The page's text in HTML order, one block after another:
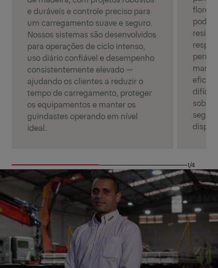
e duráveis e controle preciso para
um carregamento suave e seguro.
Nossos sistemas são desenvolvidos
para operações de ciclo intenso,
uso diário confiável e desempenho
consistentemente elevado —
ajudando os clientes a reduzir o
tempo de carregamento, proteger
os equipamentos e manter os
guindastes operando em nível
ideal.
poder
sobre
1/4